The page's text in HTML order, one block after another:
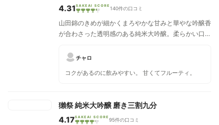
4.31SAKEAI SCORE 140件の口コミ
山田錦のきめが細かくまろやかな甘みと華やな吟醸香
が合わさった透明感のある純米大吟醸。柔らかい口当
わいです。獺祭らしいリンゴの様な甘みのある立ち香
クのある旨味、ふくらみのある甘みが丁度良く合わさ
チャロ
コクがあるのに飲みやすい。 甘くてフルーティ。
獺祭 純米大吟醸 磨き三割九分
4.17SAKEAI SCORE 95件の口コミ